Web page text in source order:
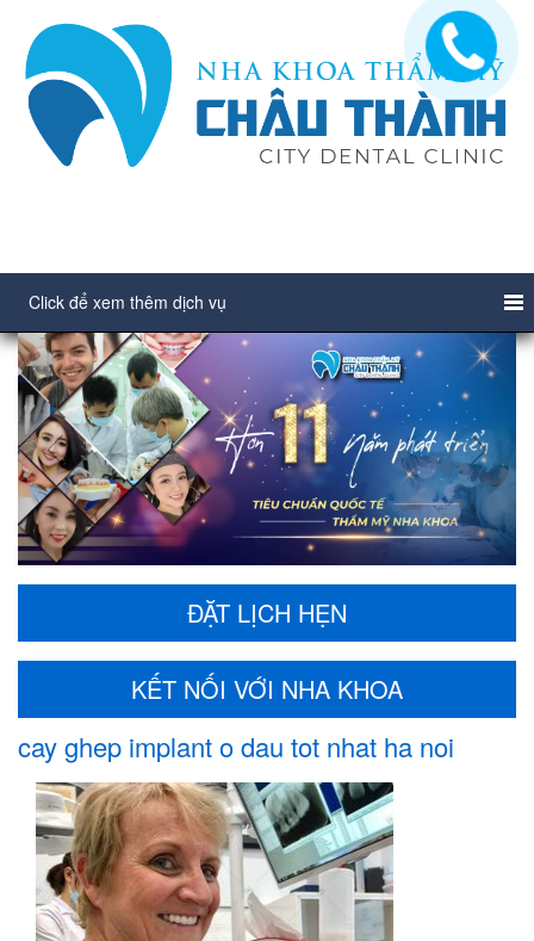
Click để xem thêm dịch vụ
ĐẶT LỊCH HẸN
KẾT NỐI VỚI NHA KHOA
cay ghep implant o dau tot nhat ha noi